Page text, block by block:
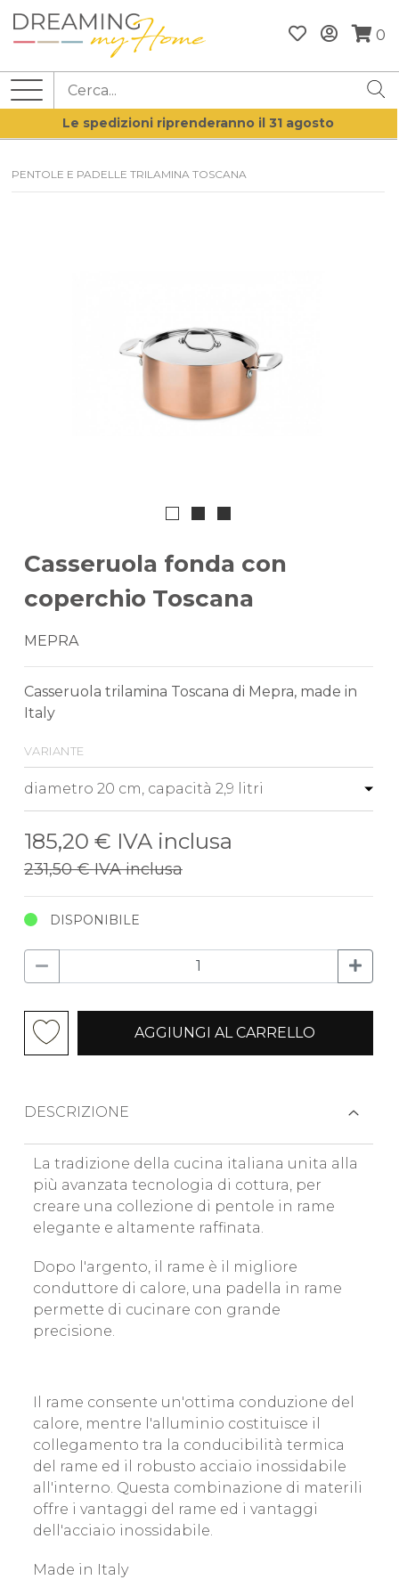
0
Le spedizioni riprenderanno il 31 agosto
PENTOLE E PADELLE TRILAMINA TOSCANA
Casseruola fonda con
coperchio Toscana
MEPRA
Casseruola trilamina Toscana di Mepra, made in
Italy
variante
185,20 € IVA inclusa
231,50 €IVA inclusa
DISPONIBILE
AGGIUNGI AL CARRELLO
DESCRIZIONE
La tradizione della cucina italiana unita alla
più avanzata tecnologia di cottura, per
creare una collezione di pentole in rame
elegante e altamente raffinata.
Dopo l'argento, il rame è il migliore
conduttore di calore, una padella in rame
permette di cucinare con grande
precisione.
Il rame consente un'ottima conduzione del
calore, mentre l'alluminio costituisce il
collegamento tra la conducibilità termica
del rame ed il robusto acciaio inossidabile
all'interno. Questa combinazione di materili
offre i vantaggi del rame ed i vantaggi
dell'acciaio inossidabile.
Made in Italy